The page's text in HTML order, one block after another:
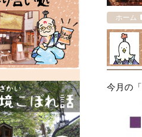
ホーム
今月の